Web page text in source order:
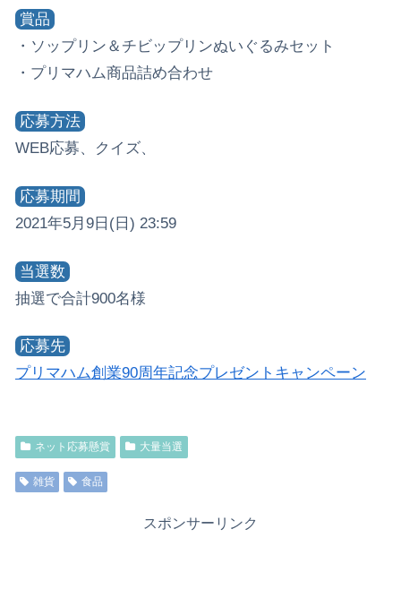
賞品
・ソップリン＆チビップリンぬいぐるみセット
・プリマハム商品詰め合わせ
応募方法
WEB応募、クイズ、
応募期間
2021年5月9日(日) 23:59
当選数
抽選で合計900名様
応募先
プリマハム創業90周年記念プレゼントキャンペーン
ネット応募懸賞 大量当選
雑貨 食品
スポンサーリンク